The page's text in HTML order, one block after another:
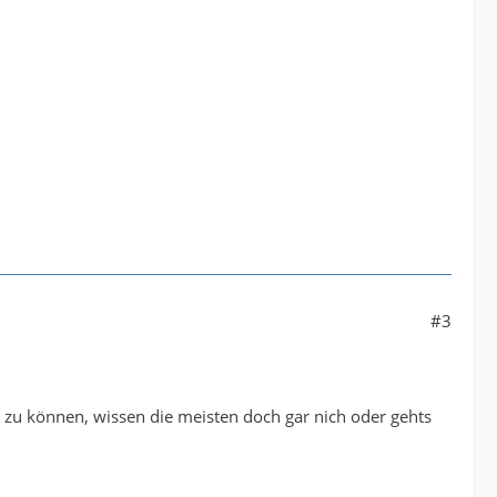
#3
können, wissen die meisten doch gar nich oder gehts